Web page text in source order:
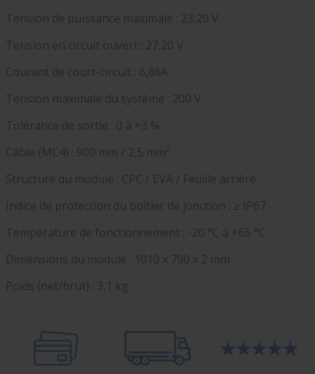
Tension de puissance maximale : 23,20 V
Tension en circuit ouvert : 27,20 V
Courant de court-circuit : 6,86A
Tension maximale du système : 200 V
Tolérance de sortie : 0 à +3 %
Câble (MC4) : 900 mm / 2,5 mm²
Structure du module : CPC / EVA / Feuille arrière
Indice de protection du boîtier de jonction : ≥ IP67
Température de fonctionnement : -20 °C à +65 °C
Dimensions du module : 1010 x 790 x 2 mm
Poids (net/brut) : 3,1 kg